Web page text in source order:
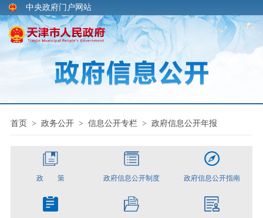
中央政府门户网站
首页> 政务公开> 信息公开专栏> 政府信息公开年报
政 策 政府信息公开制度 政府信息公开指南